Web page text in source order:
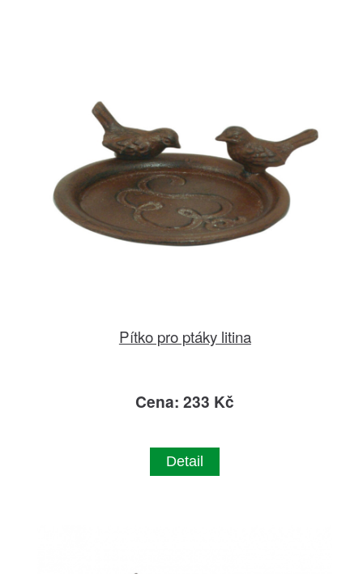
Pítko pro ptáky litina
Cena: 233 Kč
Detail